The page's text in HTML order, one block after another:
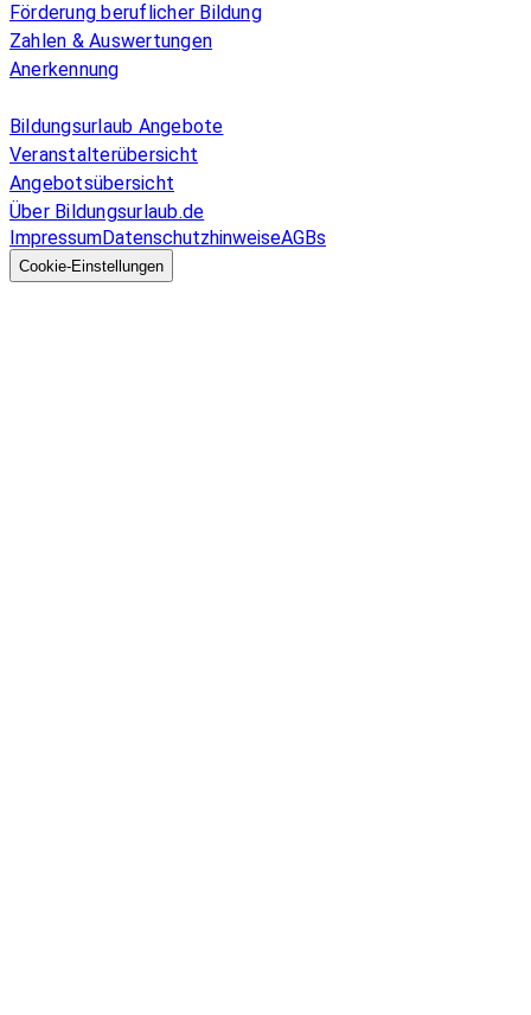
Förderung beruflicher Bildung
Zahlen & Auswertungen
Anerkennung
Bildungsurlaub Angebote
Veranstalterübersicht
Angebotsübersicht
Über Bildungsurlaub.de
ImpressumDatenschutzhinweiseAGBs
Cookie-Einstellungen